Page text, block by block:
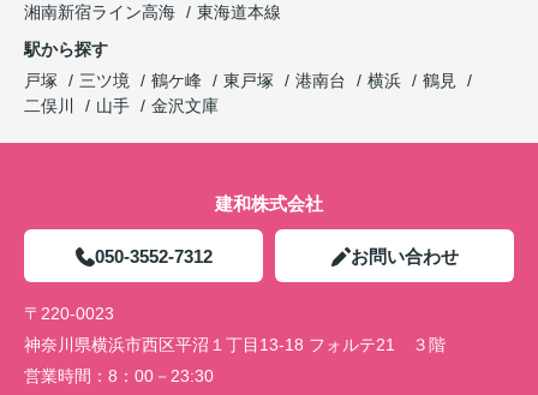
湘南新宿ライン高海
東海道本線
駅から探す
戸塚
三ツ境 鶴ケ峰 東戸塚 港南台 横浜
鶴見
二俣川
山手 金沢文庫
建和株式会社
050-3552-7312 お問い合わせ
〒220-0023
神奈川県横浜市西区平沼１丁目13-18 フォルテ21 ３階
営業時間： 8：00－23:30